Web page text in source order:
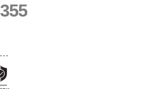
355 ₪